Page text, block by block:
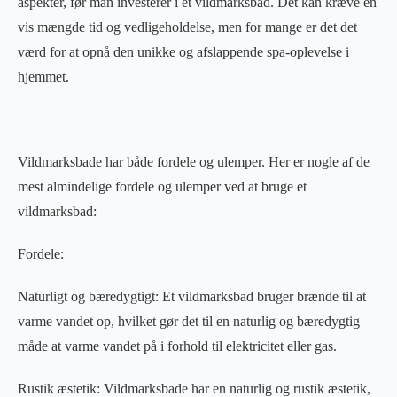
vis mængde tid og vedligeholdelse, men for mange er det det
værd for at opnå den unikke og afslappende spa-oplevelse i
hjemmet.
Vildmarksbade har både fordele og ulemper. Her er nogle af de
mest almindelige fordele og ulemper ved at bruge et
vildmarksbad:
Fordele:
Naturligt og bæredygtigt: Et vildmarksbad bruger brænde til at
varme vandet op, hvilket gør det til en naturlig og bæredygtig
måde at varme vandet på i forhold til elektricitet eller gas.
Rustik æstetik: Vildmarksbade har en naturlig og rustik æstetik,